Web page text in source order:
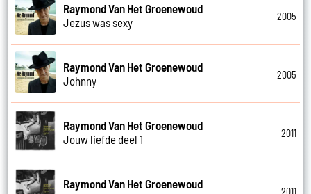
Raymond Van Het Groenewoud
Jezus was sexy
2005
Raymond Van Het Groenewoud
Johnny
2005
Raymond Van Het Groenewoud
Jouw liefde deel 1
2011
Raymond Van Het Groenewoud
2011